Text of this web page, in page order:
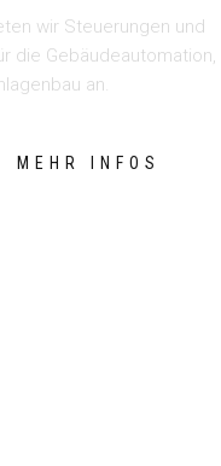
wir Steuerungen und
die Gebäudeautomation,
an.
MEHR INFOS